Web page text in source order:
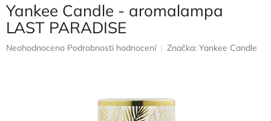
Yankee Candle - aromalampa
LAST PARADISE
Průměrné
Neohodnoceno Podrobnosti hodnocení Značka: Yankee Candle